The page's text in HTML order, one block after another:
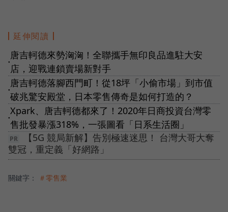
延伸閱讀
●
唐吉軻德來勢洶洶！全聯攜手無印良品進駐大安
店，迎戰連鎖賣場新對手
●
唐吉軻德落腳西門町！從18坪「小偷市場」到市值
破兆驚安殿堂，日本零售傳奇是如何打造的？
●
Xpark、唐吉軻德都來了！2020年日商投資台灣零
售批發暴漲318%，一張圖看「日系生活圈」
【5G 競局新解】告別極速迷思！ 台灣大哥大奪
雙冠，重定義「好網路」
關鍵字： ＃零售業